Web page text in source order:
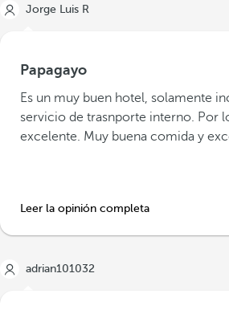
Jorge Luis R
Papagayo
Es un muy buen hotel, solamente
servicio de trasnporte interno. Por
excelente. Muy buena comida y
Leer la opinión completa
adrian101032